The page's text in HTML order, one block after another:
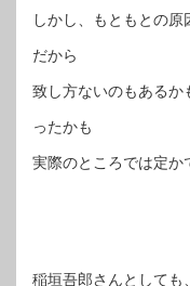
しかし、もともとの
だから
致し方ないのもあるか
ったかも
実際のところでは定か
稲垣吾郎さんとしても